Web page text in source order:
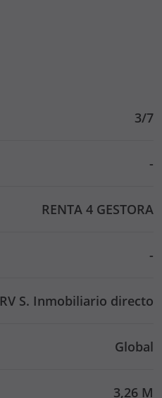
3/7
-
RENTA 4 GESTORA
-
RV S. Inmobiliario directo
Global
3,26 M